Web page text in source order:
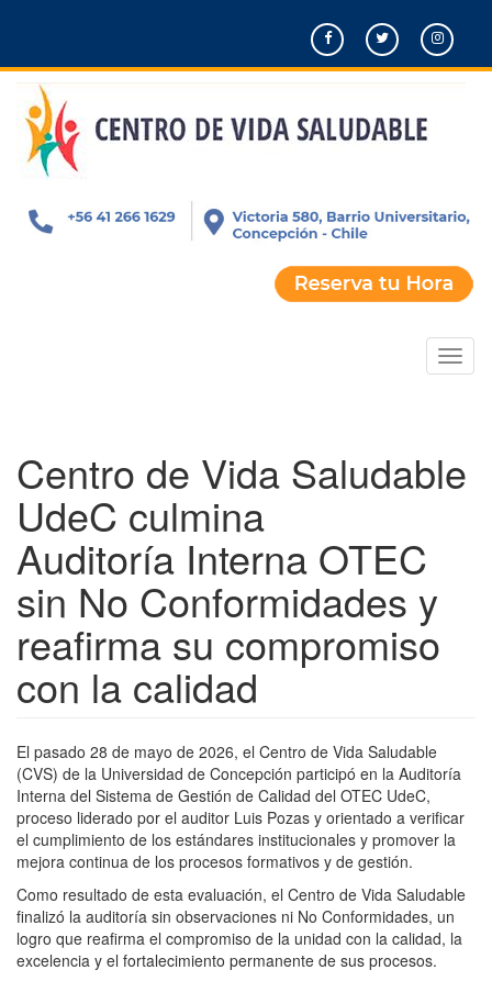
principal
Centro de Vida Saludable
UdeC culmina
Auditoría Interna OTEC
sin No Conformidades y
reafirma su compromiso
con la calidad
El pasado 28 de mayo de 2026, el Centro de Vida Saludable
(CVS) de la Universidad de Concepción participó en la Auditoría
Interna del Sistema de Gestión de Calidad del OTEC UdeC,
proceso liderado por el auditor Luis Pozas y orientado a verificar
el cumplimiento de los estándares institucionales y promover la
mejora continua de los procesos formativos y de gestión.
Como resultado de esta evaluación, el Centro de Vida Saludable
finalizó la auditoría sin observaciones ni No Conformidades, un
logro que reafirma el compromiso de la unidad con la calidad, la
excelencia y el fortalecimiento permanente de sus procesos.